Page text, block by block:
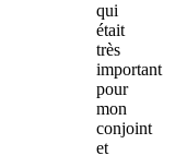
qui
était
très
important
pour
mon
conjoint
et